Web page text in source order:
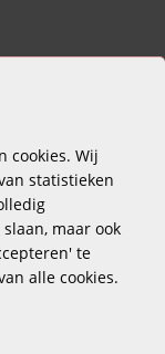
cookies. Wij
statistieken
maar ook
te
alle cookies.